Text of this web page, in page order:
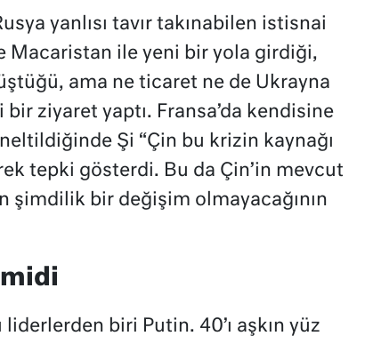
yanlısı tavır takınabilen istisnai
Macaristan ile yeni bir yola girdiği,
ama ne ticaret ne de Ukrayna
ziyaret yaptı. Fransa’da kendisine
Şi “Çin bu krizin kaynağı
tepki gösterdi. Bu da Çin’in mevcut
şimdilik bir değişim olmayacağının
biri Putin. 40’ı aşkın yüz